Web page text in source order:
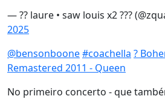
— ?? laure • saw louis x2 ???
2025
@bensonboone#coachella ?
Remastered 2011 - Queen
No primeiro concerto - que